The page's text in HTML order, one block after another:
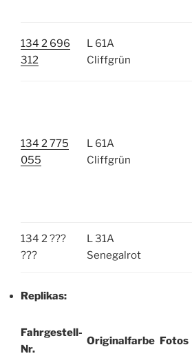
134 2 696
312
L 61A
Cliffgrün
134 2 775
055
L 61A
Cliffgrün
134 2 ???
???
L 31A
Senegalrot
Replikas:
Fahrgestell-
Nr.
Originalfarbe Fotos